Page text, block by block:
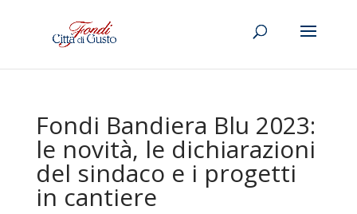
Fondi Bandiera Blu 2023:
le novità, le dichiarazioni
del sindaco e i progetti
in cantiere